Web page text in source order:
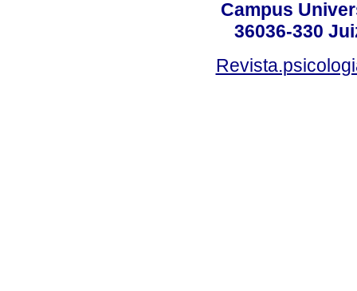
Campus
36036-330